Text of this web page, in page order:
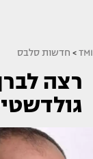
TMI
> חדשות סלבס
רצה